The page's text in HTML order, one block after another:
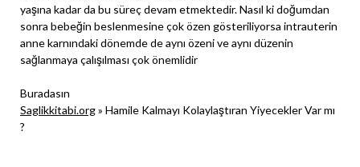
yaşına kadar da bu süreç devam etmektedir. Nasıl ki doğumdan
sonra bebeğin beslenmesine çok özen gösteriliyorsa intrauterin
anne karnındaki dönemde de aynı özeni ve aynı düzenin
sağlanmaya çalışılması çok önemlidir
Buradasın
Saglikkitabi.org» Hamile Kalmayı Kolaylaştıran Yiyecekler Var mı
?